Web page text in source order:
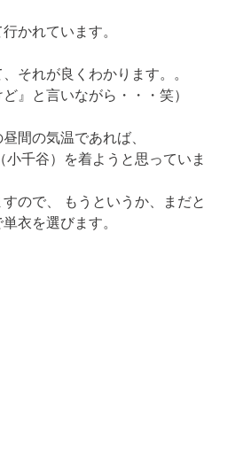
かれています。
、それが良くわかります。。
』と言いながら・・・笑）
千谷） を着ようと思っていま
ので、 もうというか、まだと
衣を選びます。